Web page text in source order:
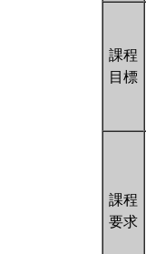
課程
目標
課程
要求